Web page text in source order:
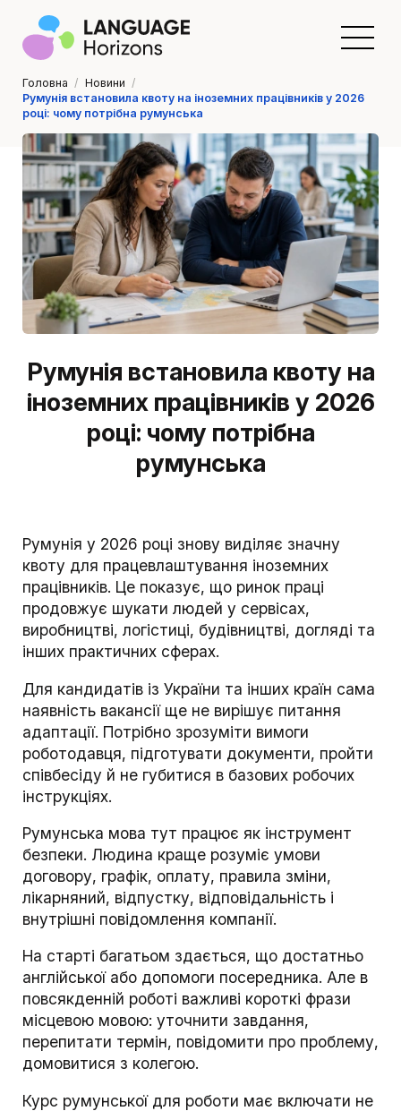
Головна / Новини /
Румунія встановила квоту на іноземних працівників у 2026
році: чому потрібна румунська
Румунія встановила квоту на
іноземних працівників у 2026
році: чому потрібна
румунська
Румунія у 2026 році знову виділяє значну
квоту для працевлаштування іноземних
працівників. Це показує, що ринок праці
продовжує шукати людей у сервісах,
виробництві, логістиці, будівництві, догляді та
інших практичних сферах.
Для кандидатів із України та інших країн сама
наявність вакансії ще не вирішує питання
адаптації. Потрібно зрозуміти вимоги
роботодавця, підготувати документи, пройти
співбесіду й не губитися в базових робочих
інструкціях.
Румунська мова тут працює як інструмент
безпеки. Людина краще розуміє умови
договору, графік, оплату, правила зміни,
лікарняний, відпустку, відповідальність і
внутрішні повідомлення компанії.
На старті багатьом здається, що достатньо
англійської або допомоги посередника. Але в
повсякденній роботі важливі короткі фрази
місцевою мовою: уточнити завдання,
перепитати термін, повідомити про проблему,
домовитися з колегою.
Курс румунської для роботи має включати не